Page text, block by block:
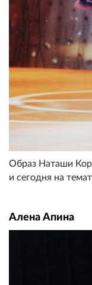
Образ Наташи
и сегодня на
Алена Апина